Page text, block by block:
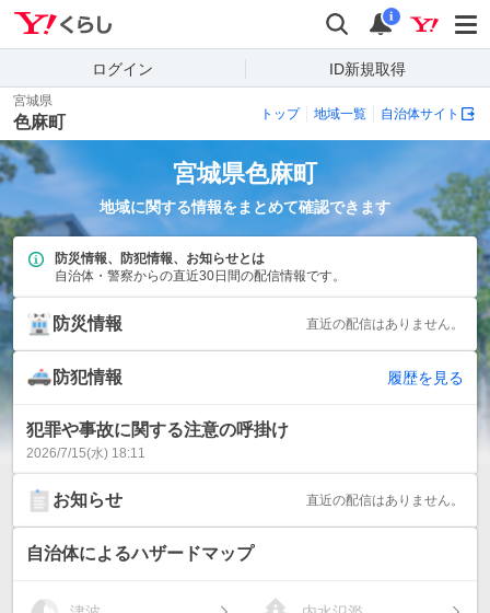
検索 通知
i
ログイン ID新規取得
宮城県
色麻町 トップ 地域一覧 自治体サイト
宮城県色麻町
地域に関する情報をまとめて確認できます
防災情報、防犯情報、お知らせとは
自治体・警察からの直近30日間の配信情報です。
防災情報 直近の配信はありません。
防犯情報 履歴を見る
犯罪や事故に関する注意の呼掛け
2026/7/15(水) 18:11
お知らせ 直近の配信はありません。
自治体によるハザードマップ